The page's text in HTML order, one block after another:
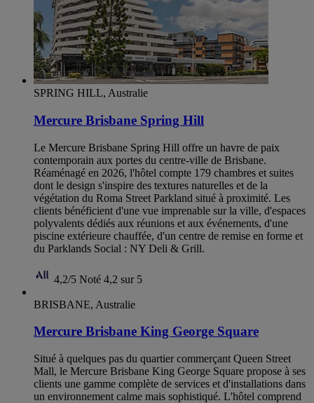
SPRING HILL, Australie
Mercure Brisbane Spring Hill
Le Mercure Brisbane Spring Hill offre un havre de paix
contemporain aux portes du centre-ville de Brisbane.
Réaménagé en 2026, l'hôtel compte 179 chambres et suites
dont le design s'inspire des textures naturelles et de la
végétation du Roma Street Parkland situé à proximité. Les
clients bénéficient d'une vue imprenable sur la ville, d'espaces
polyvalents dédiés aux réunions et aux événements, d'une
piscine extérieure chauffée, d'un centre de remise en forme et
du Parklands Social : NY Deli & Grill.
4,2/5 Noté 4,2 sur 5
BRISBANE, Australie
Mercure Brisbane King George Square
Situé à quelques pas du quartier commerçant Queen Street
Mall, le Mercure Brisbane King George Square propose à ses
clients une gamme complète de services et d'installations dans
un environnement calme mais sophistiqué. L'hôtel comprend